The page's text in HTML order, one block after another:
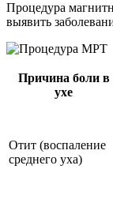
Процедура
выявить
Причина боли в
ухе
Отит (воспаление
среднего уха)